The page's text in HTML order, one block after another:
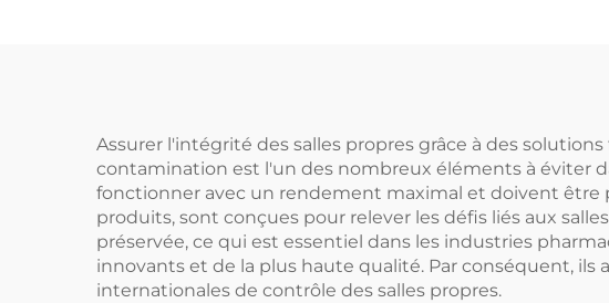
Assurer l'intégrité des salles propres grâce à des
contamination est l'un des nombreux éléments à éviter
fonctionner avec un rendement maximal et doivent être
produits, sont conçues pour relever les défis liés aux
préservée, ce qui est essentiel dans les industries
innovants et de la plus haute qualité. Par conséquent,
internationales de contrôle des salles propres.